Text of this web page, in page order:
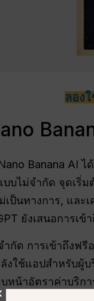
ลอง
Banana AI
บบไม่จำกัด จุดเริ่
ป็นทางการ, และ
ยังเสนอการเ
กัด การเข้าถึงฟ
งใช้แอปสำหรับผู้
น้าอัตราค่าบริก